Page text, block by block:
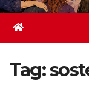
Tag: